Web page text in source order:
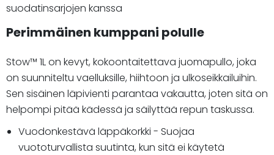
suodatinsarjojen kanssa
Perimmäinen kumppani polulle
Stow™ 1L on kevyt, kokoontaitettava juomapullo, joka
on suunniteltu vaelluksille, hiihtoon ja ulkoseikkailuihin.
Sen sisäinen läpivienti parantaa vakautta, joten sitä on
helpompi pitää kädessä ja säilyttää repun taskussa.
Vuodonkestävä läppäkorkki - Suojaa
vuototurvallista suutinta, kun sitä ei käytetä